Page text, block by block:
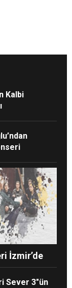
Kalbi
İzmir’de
Sever 3″ün